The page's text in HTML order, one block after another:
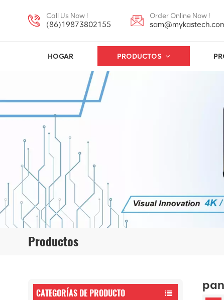
Call Us Now !
(86)19873802155
Order Online Now !
HOGAR PRODUCTOS
Productos
CATEGORÍAS DE PRODUCTO